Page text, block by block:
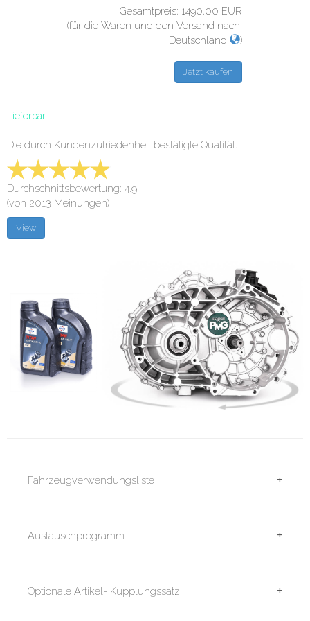
Gesamtpreis: 1490.00 EUR
(für die Waren und den Versand nach:
Deutschland
)
Lieferbar
Die durch Kundenzufriedenheit bestätigte Qualität.
Durchschnittsbewertung: 4.9
(von 2013 Meinungen)
Fahrzeugverwendungsliste +
Austauschprogramm +
Optionale Artikel- Kupplungssatz +